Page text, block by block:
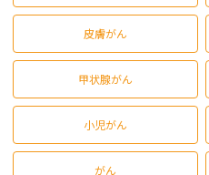
皮膚がん
甲状腺がん
小児がん
がん